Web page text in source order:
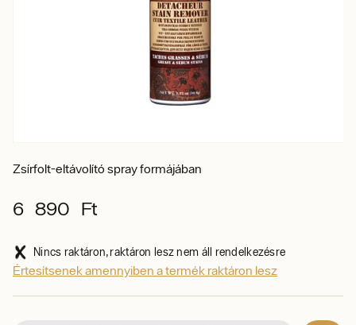
Zsírfolt-eltávolító spray formájában
6 890 Ft
Nincs raktáron, raktáron lesz nem áll rendelkezésre
Értesítsenek amennyiben a termék raktáron lesz